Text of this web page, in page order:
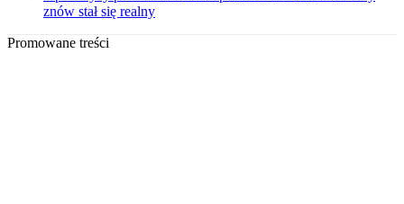
znów stał się realny
Promowane treści